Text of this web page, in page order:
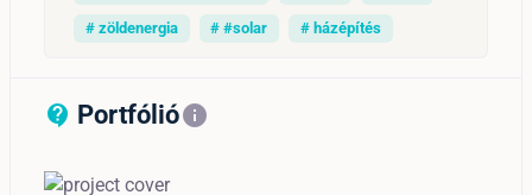
# zöldenergia # #solar # házépítés
contact_support_outline
Portfólióinfo